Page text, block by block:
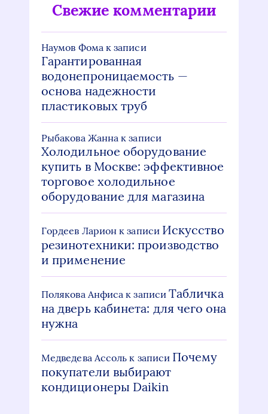
Свежие комментарии
Наумов Фомак записи
Гарантированная
водонепроницаемость —
основа надежности
пластиковых труб
Рыбакова Жанна к записи
Холодильное оборудование
купить в Москве: эффективное
торговое холодильное
оборудование для магазина
Гордеев Ларион к записи Искусство
резинотехники: производство
и применение
Полякова Анфиса к записиТабличка
на дверь кабинета: для чего она
нужна
Медведева Ассоль к записи Почему
покупатели выбирают
кондиционеры Daikin